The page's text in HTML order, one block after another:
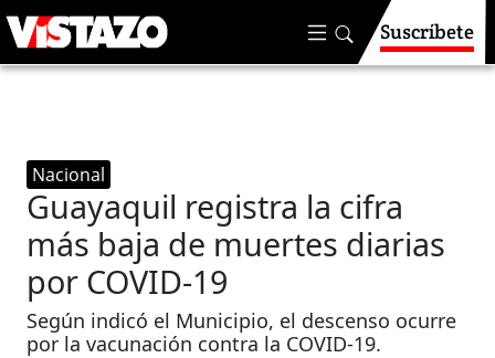
Suscríbete
Nacional
Guayaquil registra la cifra
más baja de muertes diarias
por COVID-19
Según indicó el Municipio, el descenso ocurre
por la vacunación contra la COVID-19.